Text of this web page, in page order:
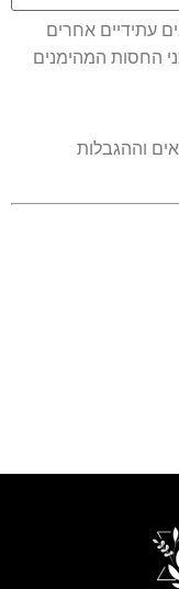
עתידיים אחרים
החסות המהימנים
וההגבלות